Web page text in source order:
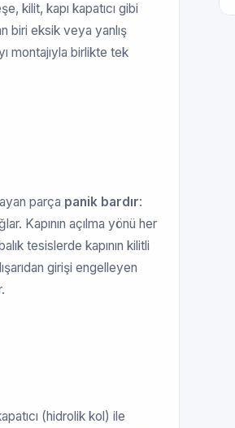
kilit, kapı kapatıcı gibi
biri eksik veya yanlış
montajıyla birlikte tek
parça panik bardır:
Kapının açılma yönü her
tesislerde kapının kilitli
girişi engelleyen
(hidrolik kol) ile